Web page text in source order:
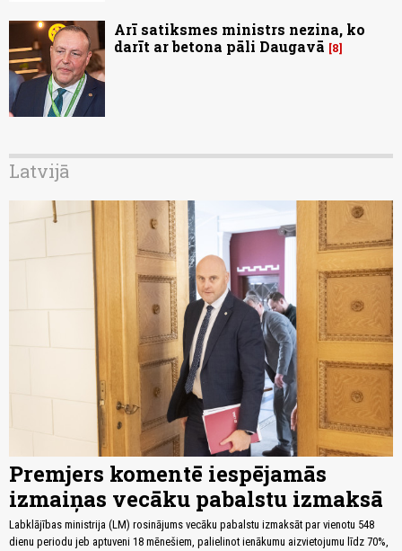
Arī satiksmes ministrs nezina, ko
darīt ar betona pāli Daugavā
8
Latvijā
Premjers komentē iespējamās
izmaiņas vecāku pabalstu izmaksā
Labklājības ministrija (LM) rosinājums vecāku pabalstu izmaksāt par vienotu 548
dienu periodu jeb aptuveni 18 mēnešiem, palielinot ienākumu aizvietojumu līdz 70%,